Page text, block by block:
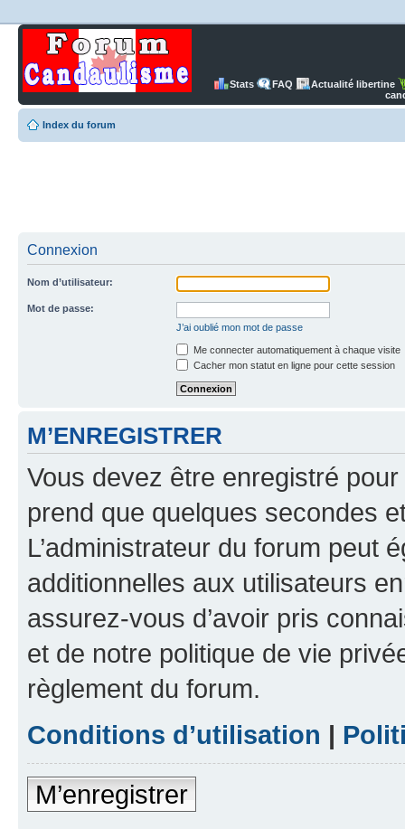
Stats FAQ
Actualité libertine
Index du forum
Connexion
Nom d’utilisateur:
Mot de passe:
J’ai oublié mon mot de passe
Me connecter automatiquement à chaque visite
Cacher mon statut en ligne pour cette session
M’ENREGISTRER
Vous devez être enregistré
prend que quelques secondes
L’administrateur du forum peut
additionnelles aux utilisateurs
assurez-vous d’avoir pris
et de notre politique de vie
règlement du forum.
Conditions d’utilisation |
M’enregistrer